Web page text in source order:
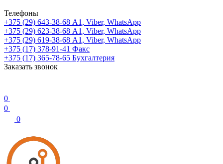
Телефоны
+375 (29) 643-38-68 А1, Viber, WhatsApp
+375 (29) 623-38-68 А1, Viber, WhatsApp
+375 (29) 619-38-68 А1, Viber, WhatsApp
+375 (17) 378-91-41 Факс
+375 (17) 365-78-65 Бухгалтерия
Заказать звонок
0
0
0